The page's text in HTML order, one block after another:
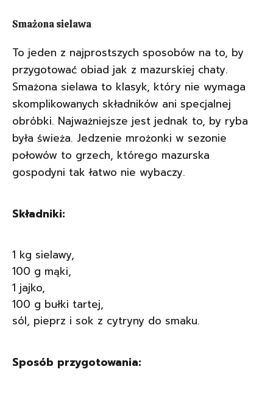
Smażona sielawa
To jeden z najprostszych sposobów na to, by
przygotować obiad jak z mazurskiej chaty.
Smażona sielawa to klasyk, który nie wymaga
skomplikowanych składników ani specjalnej
obróbki. Najważniejsze jest jednak to, by ryba
była świeża. Jedzenie mrożonki w sezonie
połowów to grzech, którego mazurska
gospodyni tak łatwo nie wybaczy.
Składniki:
1 kg sielawy,
100 g mąki,
1 jajko,
100 g bułki tartej,
sól, pieprz i sok z cytryny do smaku.
Sposób przygotowania: